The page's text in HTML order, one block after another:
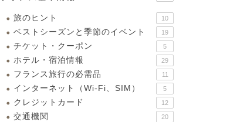
旅のヒント 10
ベストシーズンと季節のイベント 19
チケット・クーポン 5
ホテル・宿泊情報 29
フランス旅行の必需品 11
インターネット（Wi-Fi、SIM） 5
クレジットカード 12
交通機関 20